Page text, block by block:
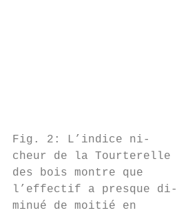
Fig. 2: L’indice ni-
cheur de la Tourterelle
des bois montre que
l’effectif a presque di-
minué de moitié en